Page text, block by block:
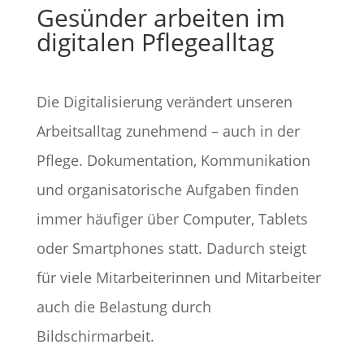
Gesünder arbeiten im
digitalen Pflegealltag
Die Digitalisierung verändert unseren
Arbeitsalltag zunehmend – auch in der
Pflege. Dokumentation, Kommunikation
und organisatorische Aufgaben finden
immer häufiger über Computer, Tablets
oder Smartphones statt. Dadurch steigt
für viele Mitarbeiterinnen und Mitarbeiter
auch die Belastung durch
Bildschirmarbeit.